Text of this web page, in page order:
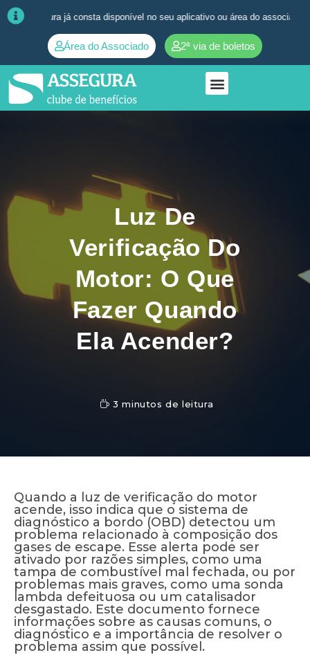
já consta disponível no seu aplicativo ou área do associado. ➜
Área do Associado 2ª via de boletos
Luz De
Verificação Do
Motor: O Que
Fazer Quando
Ela Acender?
3 minutos de leitura
Quando a luz de verificação do motor
acende, isso indica que o sistema de
diagnóstico a bordo (OBD) detectou um
problema relacionado à composição dos
gases de escape. Esse alerta pode ser
ativado por razões simples, como uma
tampa de combustível mal fechada, ou por
problemas mais graves, como uma sonda
lambda defeituosa ou um catalisador
desgastado. Este documento fornece
informações sobre as causas comuns, o
diagnóstico e a importância de resolver o
problema assim que possível.